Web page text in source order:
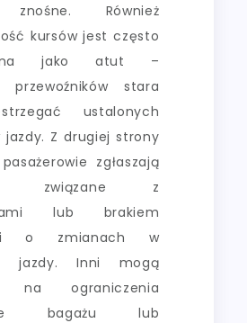
znośne. Również
kursów jest często
jako atut –
przewoźników stara
ustalonych
jazdy. Z drugiej strony
zgłaszają
związane z
lub brakiem
o zmianach w
jazdy. Inni mogą
na ograniczenia
bagażu lub